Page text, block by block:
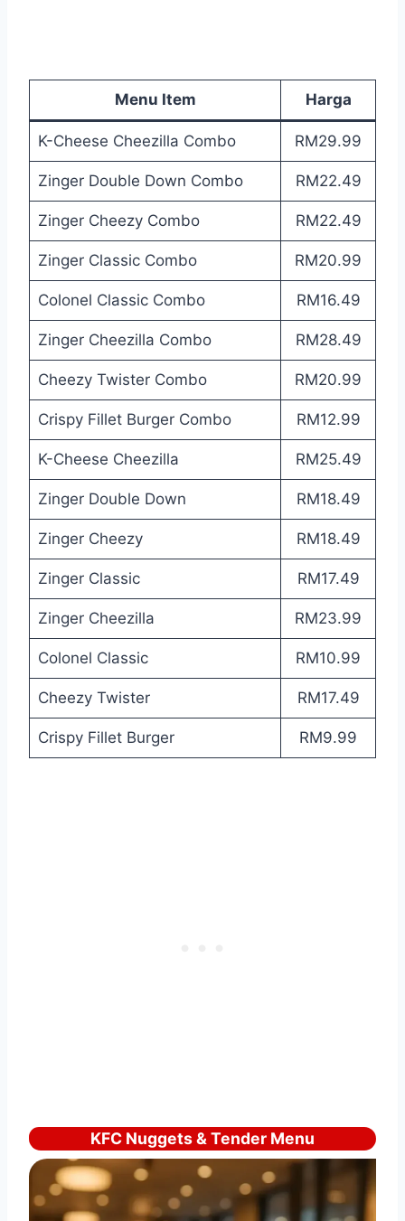
Menu Item Harga
K-Cheese Cheezilla Combo RM29.99
Zinger Double Down Combo RM22.49
Zinger Cheezy Combo RM22.49
Zinger Classic Combo RM20.99
Colonel Classic Combo RM16.49
Zinger Cheezilla Combo RM28.49
Cheezy Twister Combo RM20.99
Crispy Fillet Burger Combo RM12.99
K-Cheese Cheezilla RM25.49
Zinger Double Down RM18.49
Zinger Cheezy RM18.49
Zinger Classic RM17.49
Zinger Cheezilla RM23.99
Colonel Classic RM10.99
Cheezy Twister RM17.49
Crispy Fillet Burger RM9.99
KFC Nuggets & Tender Menu